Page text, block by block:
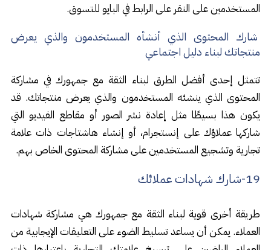
المستخدمين على النقر على الرابط في البايو للتسوق.
شارك المحتوى الذي أنشأه المستخدمون والذي يعرض
منتجاتك لبناء دليل اجتماعي
تتمثل إحدى أفضل الطرق لبناء الثقة مع جمهورك في مشاركة
المحتوى الذي ينشئه المستخدمون والذي يعرض منتجاتك. قد
يكون هذا بسيطًا مثل إعادة نشر الصور أو مقاطع الفيديو التي
شاركها عملاؤك على إنستجرام، أو إنشاء هاشتاجات ذات علامة
تجارية وتشجيع المستخدمين على مشاركة المحتوى الخاص بهم.
19-شارك شهادات عملائك
طريقة أخرى قوية لبناء الثقة مع جمهورك هي مشاركة شهادات
العملاء. يمكن أن يساعد تسليط الضوء على التعليقات الإيجابية من